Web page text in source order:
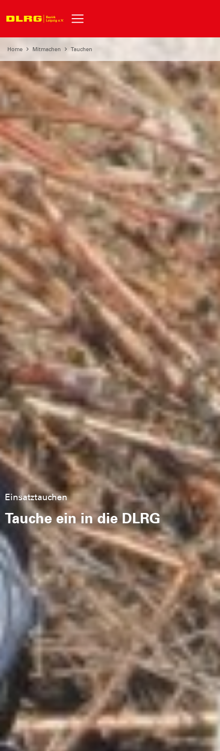
Home Mitmachen Tauchen
Einsatztauchen
Tauche ein in die DLRG